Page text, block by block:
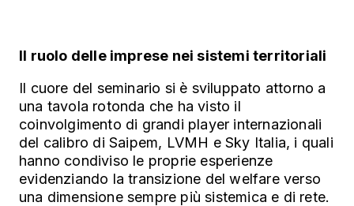
Il ruolo delle imprese nei sistemi territoriali
Il cuore del seminario si è sviluppato attorno a
una tavola rotonda che ha visto il
coinvolgimento di grandi player internazionali
del calibro di Saipem, LVMH e Sky Italia, i quali
hanno condiviso le proprie esperienze
evidenziando la transizione del welfare verso
una dimensione sempre più sistemica e di rete.